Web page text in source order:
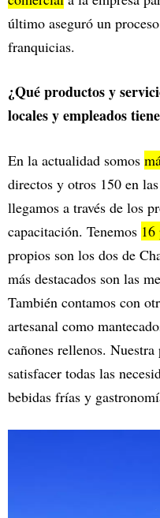
último aseguró un
franquicias.
¿Qué productos y
locales y empleados
En la actualidad somos
directos y otros 150 en
llegamos a través de los
capacitación. Tenemos 16
propios son los dos de
más destacados son las
También contamos con
artesanal como
cañones rellenos.
satisfacer todas las
bebidas frías y